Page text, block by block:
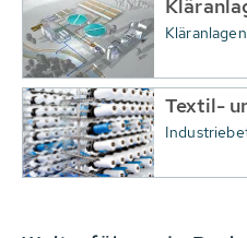
Textil-